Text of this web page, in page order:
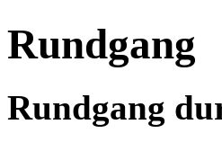
Rundgang
Rundgang